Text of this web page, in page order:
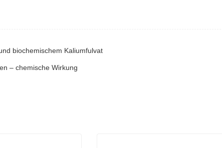
biochemischem Kaliumfulvat
– chemische Wirkung